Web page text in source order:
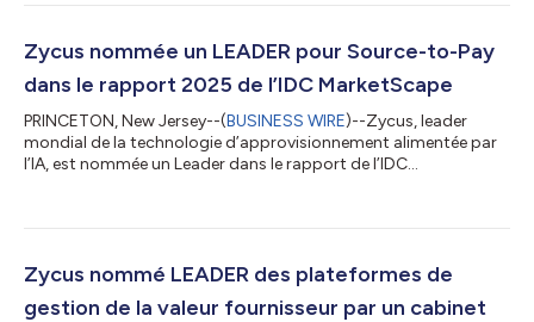
de Zycus dans Merlin Intake pour optimiser l’expérience
workflows tels que la gestion des dépenses résiduelles par le
biais de la négociation autonome...
Zycus nommée un LEADER pour Source-to-Pay
dans le rapport 2025 de l’IDC MarketScape
PRINCETON, New Jersey--(BUSINESS WIRE)--Zycus, leader
mondial de la technologie d’approvisionnement alimentée par
l’IA, est nommée un Leader dans le rapport de l’IDC
reconnaissance fait suite à une évaluation complète portant
les démonstrations en direct des produits, les briefings des
analystes, et les entretiens avec les cli...
Zycus nommé LEADER des plateformes de
gestion de la valeur fournisseur par un cabinet